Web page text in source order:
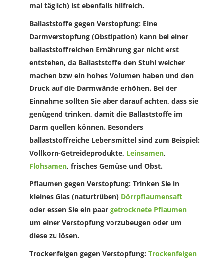
mal täglich) ist ebenfalls hilfreich.
Ballaststoffe gegen Verstopfung: Eine
Darmverstopfung (Obstipation) kann bei einer
ballaststoffreichen Ernährung gar nicht erst
entstehen, da Ballaststoffe den Stuhl weicher
machen bzw ein hohes Volumen haben und den
Druck auf die Darmwände erhöhen. Bei der
Einnahme sollten Sie aber darauf achten, dass sie
genügend trinken, damit die Ballaststoffe im
Darm quellen können. Besonders
ballaststoffreiche Lebensmittel sind zum Beispiel:
Vollkorn-Getreideprodukte, Leinsamen,
Flohsamen, frisches Gemüse und Obst.
Pflaumen gegen Verstopfung: Trinken Sie in
kleines Glas (naturtrüben) Dörrpflaumensaft
oder essen Sie ein paar getrocknete Pflaumen
um einer Verstopfung vorzubeugen oder um
diese zu lösen.
Trockenfeigen gegen Verstopfung: Trockenfeigen